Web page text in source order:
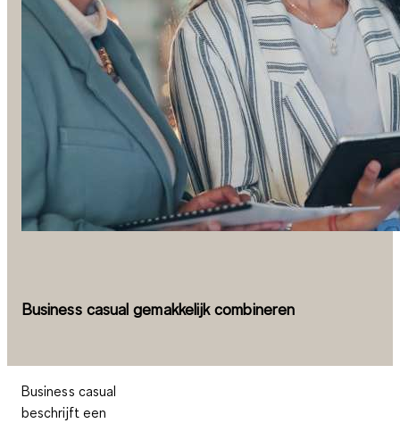
Business casual gemakkelijk combineren
Business casual
beschrijft een